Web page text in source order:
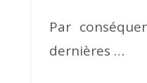
Par
dernières …